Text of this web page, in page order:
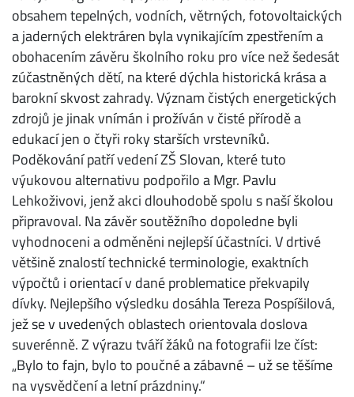
obsahem tepelných, vodních, větrných, fotovoltaických
a jaderných elektráren byla vynikajícím zpestřením a
obohacením závěru školního roku pro více než šedesát
zúčastněných dětí, na které dýchla historická krása a
barokní skvost zahrady. Význam čistých energetických
zdrojů je jinak vnímán i prožíván v čisté přírodě a
edukací jen o čtyři roky starších vrstevníků.
Poděkování patří vedení ZŠ Slovan, které tuto
výukovou alternativu podpořilo a Mgr. Pavlu
Lehkoživovi, jenž akci dlouhodobě spolu s naší školou
připravoval. Na závěr soutěžního dopoledne byli
vyhodnoceni a odměněni nejlepší účastníci. V drtivé
většině znalostí technické terminologie, exaktních
výpočtů i orientací v dané problematice překvapily
dívky. Nejlepšího výsledku dosáhla Tereza Pospíšilová,
jež se v uvedených oblastech orientovala doslova
suverénně. Z výrazu tváří žáků na fotografii lze číst:
„Bylo to fajn, bylo to poučné a zábavné – už se těšíme
na vysvědčení a letní prázdniny.“